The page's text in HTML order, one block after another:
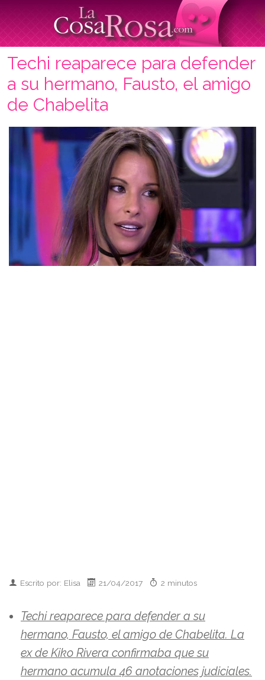
Techi reaparece para defender
a su hermano, Fausto, el amigo
de Chabelita
Escrito por: Elisa 21/04/2017 2 minutos
Techi reaparece para defender a su
hermano, Fausto, el amigo de Chabelita. La
ex de Kiko Rivera confirmaba que su
hermano acumula 46 anotaciones judiciales.